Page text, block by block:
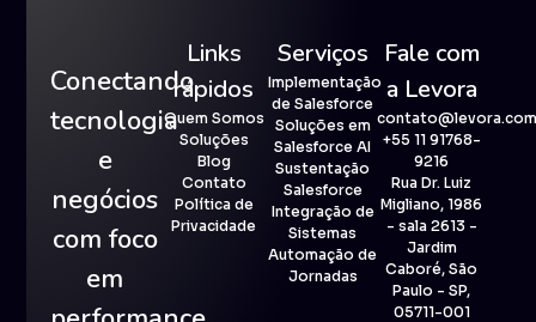
Conectando
tecnologia
e
negócios
com foco
em
Links
rápidos
Quem Somos
Soluções
Blog
Contato
Política de
Privacidade
Serviços
Implementação
de Salesforce
Soluções em
Salesforce AI
Sustentação
Salesforce
Integração de
Sistemas
Automação de
Jornadas
Fale com
a Levora
+55 11 91768-
9216
Rua Dr. Luiz
Migliano, 1986
- sala 2613 -
Jardim
Caboré, São
Paulo - SP,
05711-001